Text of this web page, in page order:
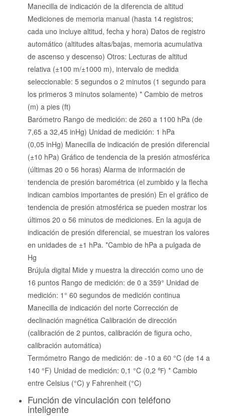
Manecilla de indicación de la diferencia de altitud
Mediciones de memoria manual (hasta 14 registros;
cada uno incluye altitud, fecha y hora) Datos de registro
automático (altitudes altas/bajas, memoria acumulativa
de ascenso y descenso) Otros: Lecturas de altitud
relativa (±100 m/±1000 m), intervalo de medida
seleccionable: 5 segundos o 2 minutos (1 segundo para
los primeros 3 minutos solamente) * Cambio de metros
(m) a pies (ft)
Barómetro Rango de medición: de 260 a 1100 hPa (de
7,65 a 32,45 inHg) Unidad de medición: 1 hPa
(0,05 inHg) Manecilla de indicación de presión diferencial
(±10 hPa) Gráfico de tendencia de la presión atmosférica
(últimas 20 o 56 horas) Alarma de información de
tendencia de presión barométrica (el zumbido y la flecha
indican cambios importantes de presión) En el gráfico de
tendencia de presión atmosférica se pueden mostrar los
últimos 20 o 56 minutos de mediciones. En la aguja de
indicación de presión diferencial, se muestran los valores
en unidades de ±1 hPa. *Cambio de hPa a pulgada de
Hg
Brújula digital Mide y muestra la dirección como uno de
16 puntos Rango de medición: de 0 a 359° Unidad de
medición: 1° 60 segundos de medición continua
Manecilla de indicación del norte Corrección de
declinación magnética Calibración de dirección
(calibración de 2 puntos, calibración de figura ocho,
calibración automática)
Termómetro Rango de medición: de -10 a 60 °C (de 14 a
140 °F) Unidad de medición: 0,1 °C (0,2 ℉) * Cambio
entre Celsius (°C) y Fahrenheit (°C)
Función de vinculación con teléfono
inteligente